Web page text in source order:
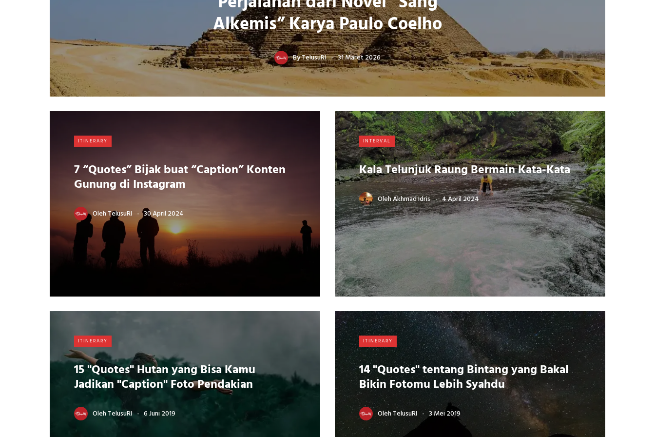
Alkemis” Karya Paulo Coelho
ByTelusuRI 31 Maret 2026
ITINERARY
7 “Quotes” Bijak buat “Caption” Konten
Gunung di Instagram
OlehTelusuRI 30 April 2024
INTERVAL
Kala Telunjuk Raung Bermain Kata-Kata
OlehAkhmad Idris 4 April 2024
ITINERARY
15 "Quotes" Hutan yang Bisa Kamu
Jadikan "Caption" Foto Pendakian
OlehTelusuRI 6 Juni 2019
ITINERARY
14 "Quotes" tentang Bintang yang Bakal
Bikin Fotomu Lebih Syahdu
OlehTelusuRI 3 Mei 2019